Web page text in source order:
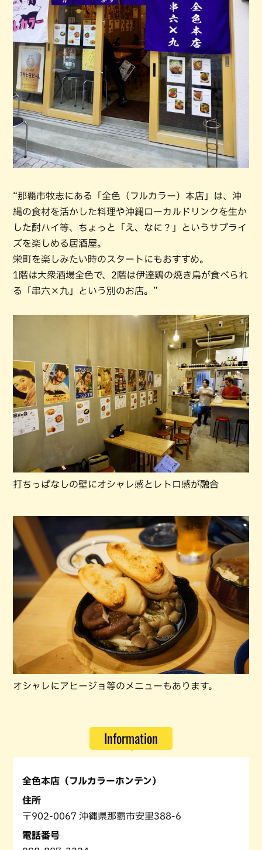
“那覇市牧志にある「全色（フルカラー）本店」は、沖
縄の食材を活かした料理や沖縄ローカルドリンクを生か
した酎ハイ等、ちょっと「え、なに？」というサプライ
ズを楽しめる居酒屋。
栄町を楽しみたい時のスタートにもおすすめ。
1階は大衆酒場全色で、2階は伊達鶏の焼き鳥が食べられ
る「串六×九」という別のお店。”
打ちっぱなしの壁にオシャレ感とレトロ感が融合
オシャレにアヒージョ等のメニューもあります。
Information
全色本店（フルカラーホンテン）
住所
〒902-0067 沖縄県那覇市安里388-6
電話番号